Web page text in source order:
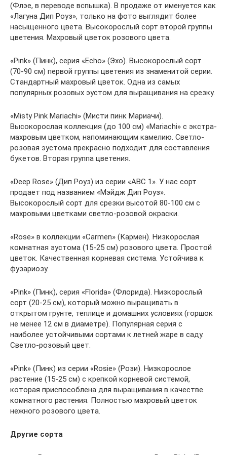
(Флэе, в переводе вспышка). В продаже от именуется как
«Лагуна Дип Роуз», только на фото выглядит более
насыщенного цвета. Высокорослый сорт второй группы
цветения. Махровый цветок розового цвета.
«Pink» (Пинк), серия «Echo» (Эхо). Высокорослый сорт
(70-90 см) первой группы цветения из знаменитой серии.
Стандартный махровый цветок. Одна из самых
популярных розовых эустом для выращивания на срезку.
«Misty Pink Mariachi» (Мисти пинк Мариачи).
Высокорослая коллекция (до 100 см) «Mariachi» с экстра-
махровым цветком, напоминающим камелию. Светло-
розовая эустома прекрасно подходит для составления
букетов. Вторая группа цветения.
«Deep Rose» (Дип Роуз) из серии «ABC 1». У нас сорт
продает под названием «Мэйдж Дип Роуз».
Высокорослый сорт для срезки высотой 80-100 см с
махровыми цветками светло-розовой окраски.
«Rose» в коллекции «Carmen» (Кармен). Низкорослая
комнатная эустома (15-25 см) розового цвета. Простой
цветок. Качественная корневая система. Устойчива к
фузариозу.
«Pink» (Пинк), серия «Florida» (Флорида). Низкорослый
сорт (20-25 см), который можно выращивать в
открытом грунте, теплице и домашних условиях (горшок
не менее 12 см в диаметре). Популярная серия с
наиболее устойчивыми сортами к летней жаре в саду.
Светло-розовый цвет.
«Pink» (Пинк) из серии «Rosie» (Рози). Низкорослое
растение (15-25 см) с крепкой корневой системой,
которая приспособлена для выращивания в качестве
комнатного растения. Полностью махровый цветок
нежного розового цвета.
Другие сорта